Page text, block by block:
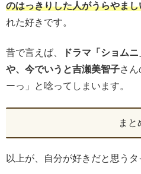
のはっきりした人がうらやまし
れた好きです。
昔で言えば、
ドラマ「ショム
や、今でいうと吉瀬美智子さ
ーっ」と唸ってしまいます。
まと
以上が、自分が好きだと思うタ